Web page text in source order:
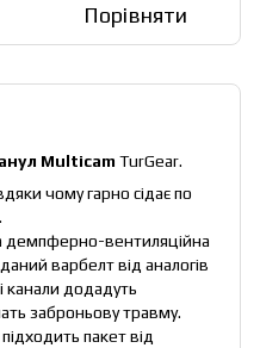
Порівняти
Multicam TurGear.
чому гарно сідає по
демпферно-вентиляційна
варбелт від аналогів
канали додадуть
заброньову травму.
, підходить пакет від